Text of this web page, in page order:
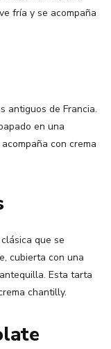
fría y se acompaña
antiguos de Francia.
en una
con crema
que se
cubierta con una
Esta tarta
chantilly.